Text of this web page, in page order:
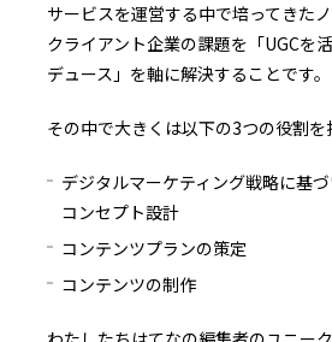
サービスを運営する中で培ってきた
クライアント企業の課題を「UGCを
デュース」を軸に解決することです。
その中で大きくは以下の3つの役割を
デジタルマーケティング戦略に基
コンセプト設計
コンテンツプランの策定
コンテンツの制作